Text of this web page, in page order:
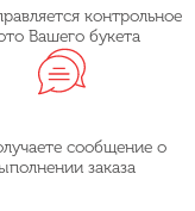
контрольное
Вашего букета
сообщение о
заказа